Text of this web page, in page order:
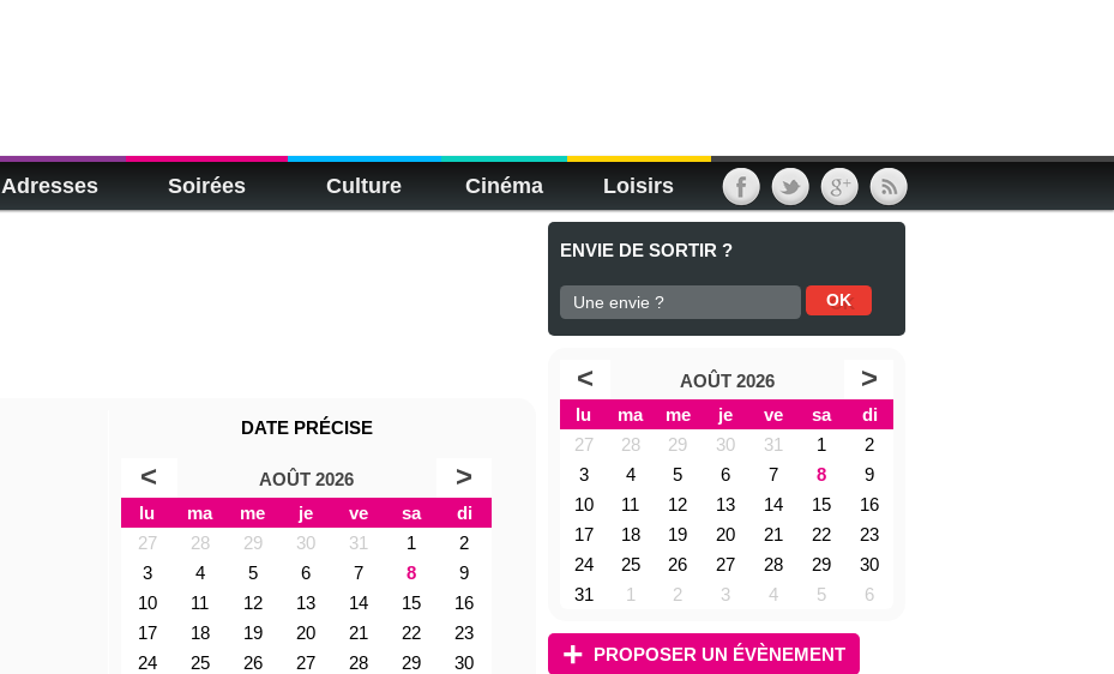
Adresses Soirées Culture Cinéma Loisirs
DATE PRÉCISE
< AOÛT 2026 >
lu ma me je ve sa
di
27
28 29 30 31 1
2
3
4 5 6 7 8
9
10
11 12 13 14 15
16
17
18 19 20 21 22
23
24
25 26 27 28 29
30
ENVIE DE SORTIR ?
< AOÛT 2026 >
lu ma me je ve sa
di
27
28 29 30 31 1
2
3
4 5 6 7 8
9
10
11 12 13 14 15
16
17
18 19 20 21 22
23
24
25 26 27 28 29
30
31
1 2 3 4 5 6
PROPOSER UN ÉVÈNEMENT